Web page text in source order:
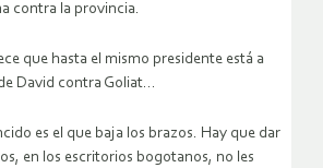
contra la provincia.
que hasta el mismo presidente está a
David contra Goliat…
es el que baja los brazos. Hay que dar
en los escritorios bogotanos, no les